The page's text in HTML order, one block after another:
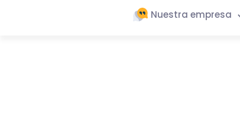
Nuestra empresa